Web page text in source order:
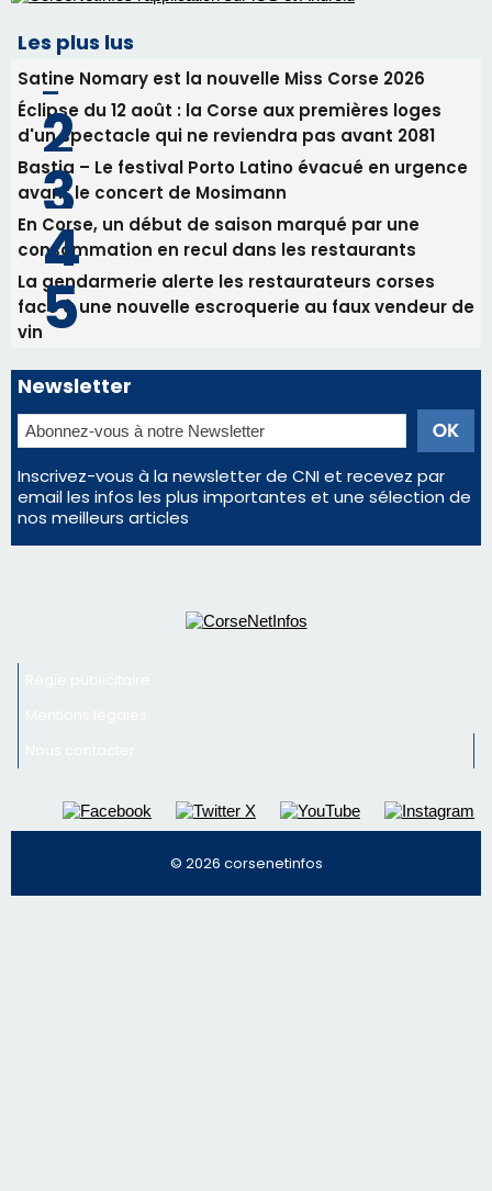
Les plus lus
Satine Nomary est la nouvelle Miss Corse 2026
Éclipse du 12 août : la Corse aux premières loges
d'un spectacle qui ne reviendra pas avant 2081
Bastia – Le festival Porto Latino évacué en urgence
avant le concert de Mosimann
En Corse, un début de saison marqué par une
consommation en recul dans les restaurants
La gendarmerie alerte les restaurateurs corses
face à une nouvelle escroquerie au faux vendeur de
vin
Newsletter
Inscrivez-vous à la newsletter de CNI et recevez par
email les infos les plus importantes et une sélection de
nos meilleurs articles
© 2026 corsenetinfos